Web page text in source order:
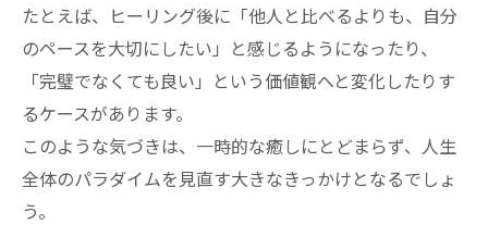
たとえば、ヒーリング後に「他人と比べるよりも、自分
のペースを大切にしたい」と感じるようになったり、
「完璧でなくても良い」という価値観へと変化したりす
るケースがあります。
このような気づきは、一時的な癒しにとどまらず、人生
全体のパラダイムを見直す大きなきっかけとなるでしょ
う。